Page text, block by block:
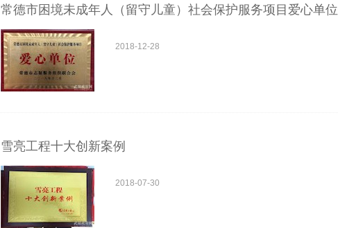
常德市困境未成年人（留守儿童）社会保护服务项目爱心单位
2018-12-28
雪亮工程十大创新案例
2018-07-30